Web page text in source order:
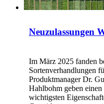
Neuzulassungen
Im März 2025 fanden
Sortenverhandlungen
Produktmanager Dr.
Hahlbohm geben
wichtigsten